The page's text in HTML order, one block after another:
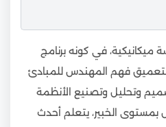
في كونه برنامج
فهم المهندس للمبادئ
وتحليل وتصنيع الأنظمة
بمستوى الخبير، يتعلم أحدث